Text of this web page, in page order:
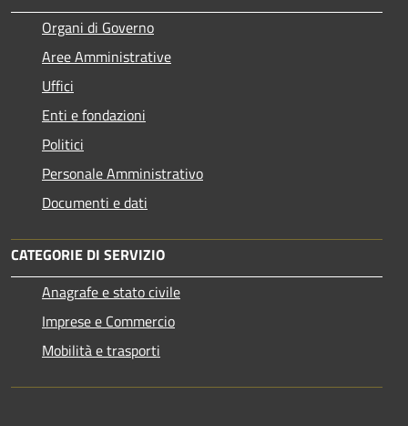
Organi di Governo
Aree Amministrative
Uffici
Enti e fondazioni
Politici
Personale Amministrativo
Documenti e dati
CATEGORIE DI SERVIZIO
Anagrafe e stato civile
Imprese e Commercio
Mobilità e trasporti